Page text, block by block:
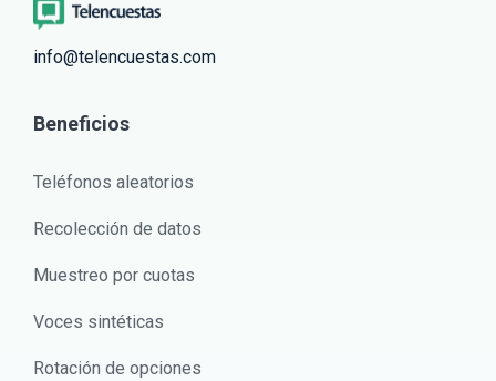
info@telencuestas.com
Beneficios
Teléfonos aleatorios
Recolección de datos
Muestreo por cuotas
Voces sintéticas
Rotación de opciones